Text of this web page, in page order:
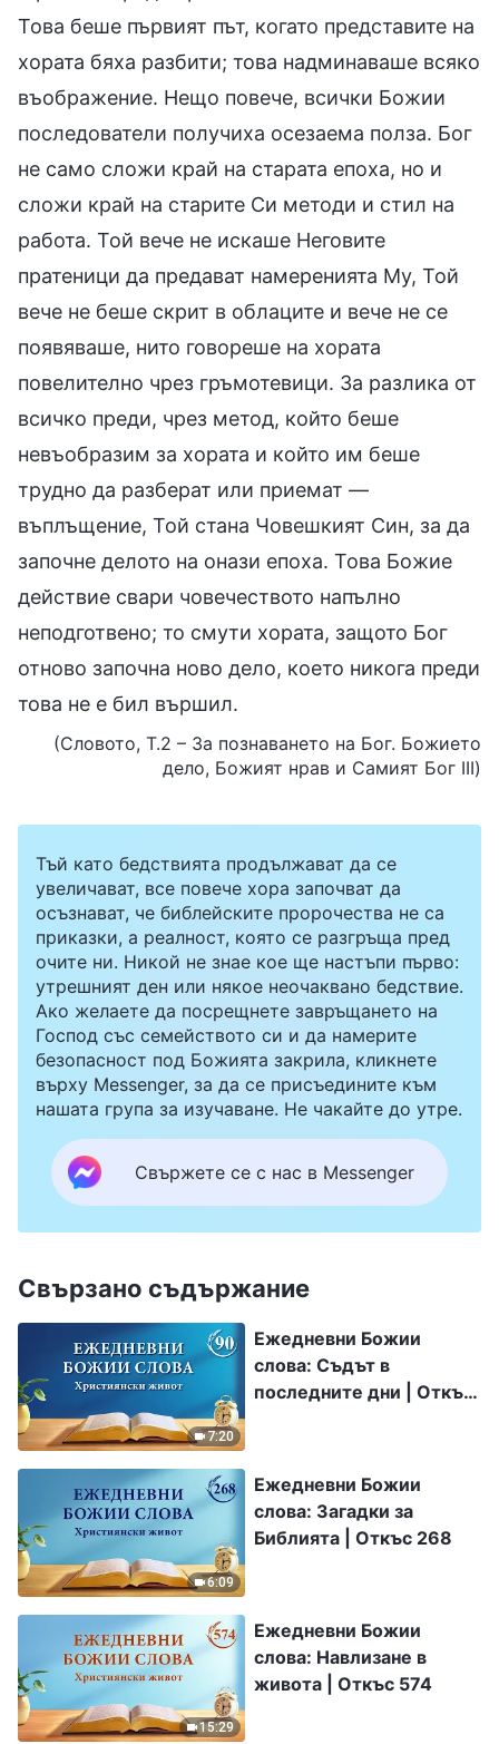
Това беше първият път, когато представите на
хората бяха разбити; това надминаваше всяко
въображение. Нещо повече, всички Божии
последователи получиха осезаема полза. Бог
не само сложи край на старата епоха, но и
сложи край на старите Си методи и стил на
работа. Той вече не искаше Неговите
пратеници да предават намеренията Му, Той
вече не беше скрит в облаците и вече не се
появяваше, нито говореше на хората
повелително чрез гръмотевици. За разлика от
всичко преди, чрез метод, който беше
невъобразим за хората и който им беше
трудно да разберат или приемат —
въплъщение, Той стана Човешкият Син, за да
започне делото на онази епоха. Това Божие
действие свари човечеството напълно
неподготвено; то смути хората, защото Бог
отново започна ново дело, което никога преди
това не е бил вършил.
(Словото, Т.2 – За познаването на Бог. Божието
дело, Божият нрав и Самият Бог III)
Тъй като бедствията продължават да се
увеличават, все повече хора започват да
осъзнават, че библейските пророчества не са
приказки, а реалност, която се разгръща пред
очите ни. Никой не знае кое ще настъпи първо:
утрешният ден или някое неочаквано бедствие.
Ако желаете да посрещнете завръщането на
Господ със семейството си и да намерите
безопасност под Божията закрила, кликнете
върху Messenger, за да се присъедините към
нашата група за изучаване. Не чакайте до утре.
Свържете се с нас в Messenger
Свързано съдържание
7:20
Ежедневни Божии
слова: Съдът в
последните дни | Откъс
6:09
Ежедневни Божии
слова: Загадки за
Библията | Откъс 268
15:29
Ежедневни Божии
слова: Навлизане в
живота | Откъс 574